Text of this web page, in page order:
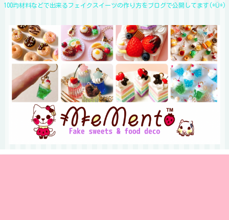
100均材料などで出来るフェイクスイーツの作り方をブログで公開してます(*Ü*)